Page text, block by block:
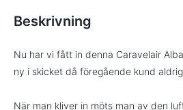
Beskrivning
Nu har vi fått in denna Caravelair
ny i skicket då föregående kund
När man kliver in möts man av den